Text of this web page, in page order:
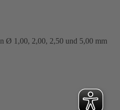
Ø 1,00, 2,00, 2,50 und 5,00 mm